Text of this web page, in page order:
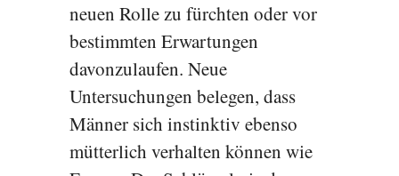
neuen Rolle zu fürchten oder vor
bestimmten Erwartungen
davonzulaufen. Neue
Untersuchungen belegen, dass
Männer sich instinktiv ebenso
mütterlich verhalten können wie